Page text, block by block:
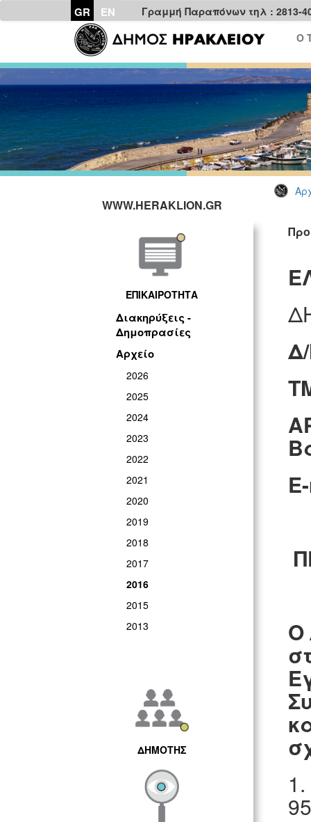
GR EN Γραμμή Παραπόνων τηλ : 2813-
Ο
WWW.HERAKLION.GR
ΕΠΙΚΑΙΡΟΤΗΤΑ
Διακηρύξεις -
Δημοπρασίες
Αρχείο
2026
2025
2024
2023
2022
2021
2020
2019
2018
2017
2016
2015
2013
ΔΗΜΟΤΗΣ
E-
Ο
95